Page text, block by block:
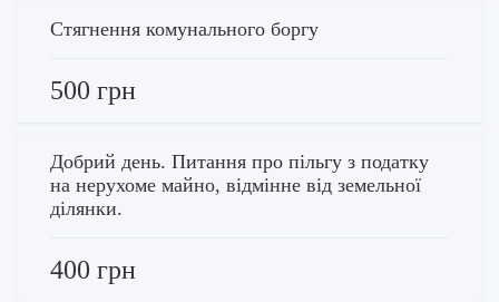
Стягнення комунального боргу
500 грн
Добрий день. Питання про пільгу з податку
на нерухоме майно, відмінне від земельної
ділянки.
400 грн